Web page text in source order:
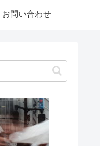
お問い合わせ